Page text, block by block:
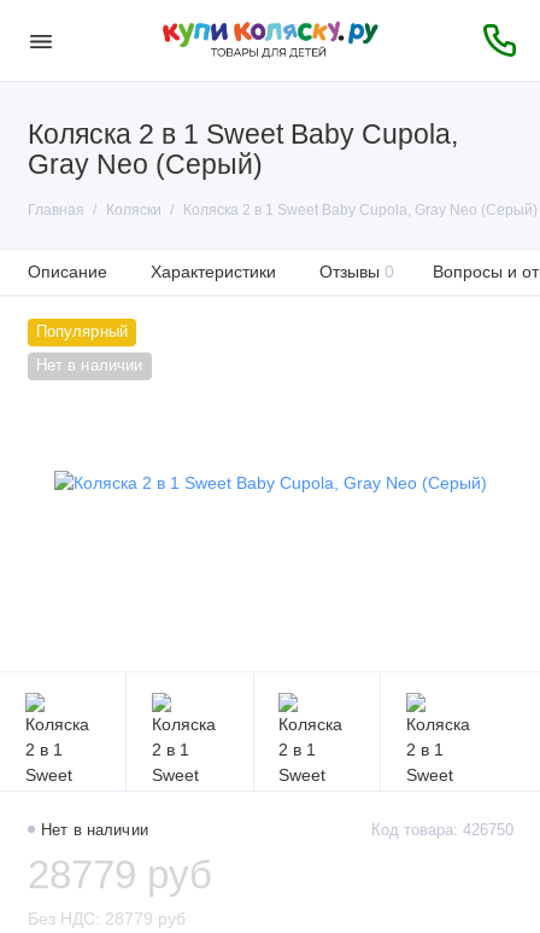
Коляска 2 в 1 Sweet Baby Cupola,
Gray Neo (Серый)
Главная Коляски Коляска 2 в 1 Sweet Baby Cupola, Gray Neo (Серый)
Описание Характеристики Отзывы 0 Вопросы и
Популярный
Нет в наличии
Нет в наличии Код товара: 426750
28779 руб
Без НДС: 28779 руб